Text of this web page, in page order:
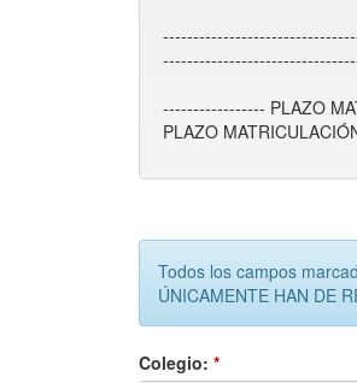
----------------- PLAZO
PLAZO
Todos los campos
ÚNICAMENTE HAN DE
Colegio: *